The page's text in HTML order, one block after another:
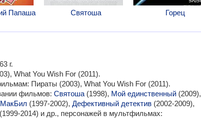
Папаша Святоша Горец
г.
What You Wish For (2011).
Пираты (2003), What You Wish For (2011).
фильмов: Святоша(1998), Мой единственный(2009),
(1997-2002), Дефективный детектив(2002-2009),
(1999-2014) и др., персонажей в мультфильмах: